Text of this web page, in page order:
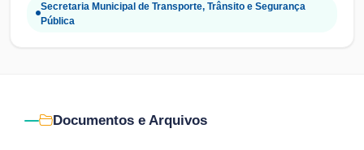
Secretaria Municipal de Transporte, Trânsito e Segurança
Pública
Documentos e Arquivos